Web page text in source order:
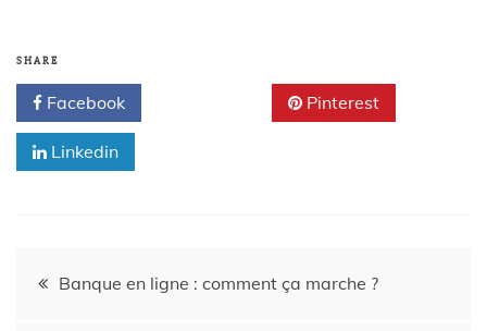
SHARE
Facebook Pinterest
Linkedin
Banque en ligne : comment ça marche ?